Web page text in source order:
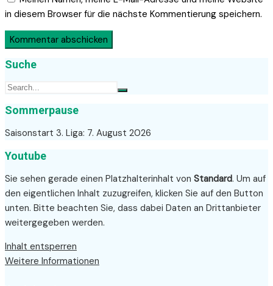
in diesem Browser für die nächste Kommentierung speichern.
Suche
Sommerpause
Saisonstart 3. Liga: 7. August 2026
Youtube
Sie sehen gerade einen Platzhalterinhalt von Standard. Um auf
den eigentlichen Inhalt zuzugreifen, klicken Sie auf den Button
unten. Bitte beachten Sie, dass dabei Daten an Drittanbieter
weitergegeben werden.
Inhalt entsperren
Weitere Informationen